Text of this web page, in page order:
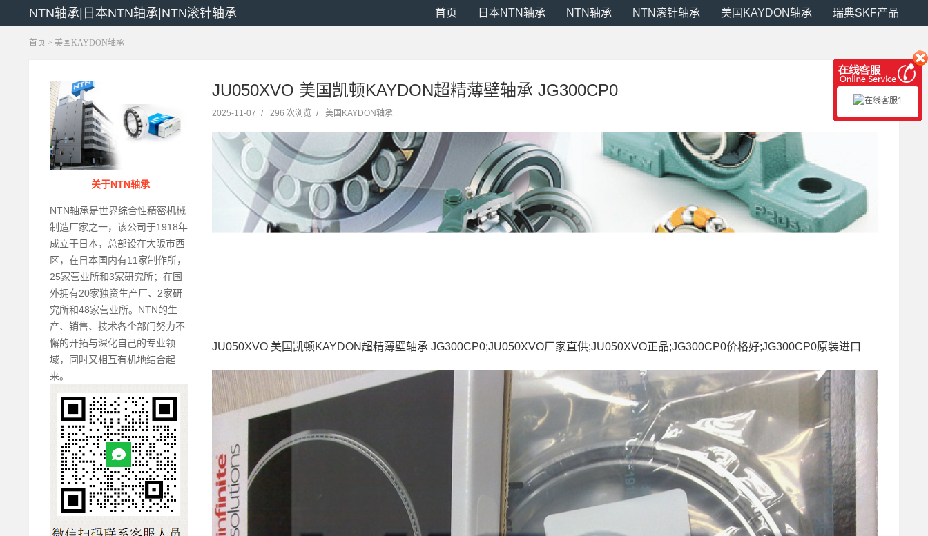
NTN轴承|日本NTN轴承|NTN滚针轴承 首页 日本NTN轴承 NTN轴承 NTN滚针轴承 美国KAYDON轴承 瑞典SKF产品
首页 > 美国KAYDON轴承
关于NTN轴承
NTN轴承是世界综合性精密机械
制造厂家之一，该公司于1918年
成立于日本，总部设在大阪市西
区，在日本国内有11家制作所，
25家营业所和3家研究所；在国
外拥有20家独资生产厂、2家研
究所和48家营业所。NTN的生
产、销售、技术各个部门努力不
懈的开拓与深化自己的专业领
域，同时又相互有机地结合起
来。
JU050XVO 美国凯顿KAYDON超精薄壁轴承 JG300CP0
2025-11-07 / 296 次浏览 / 美国KAYDON轴承
JU050XVO 美国凯顿KAYDON超精薄壁轴承 JG300CP0;JU050XVO厂家直供;JU050XVO正品;JG300CP0价格好;JG300CP0原装进口